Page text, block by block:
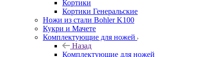
Кортики
Кортики Генеральские
Ножи из стали Bohler K100
Кукри и Мачете
Комплектующие для ножей
Назад
Комплектующие для ножей